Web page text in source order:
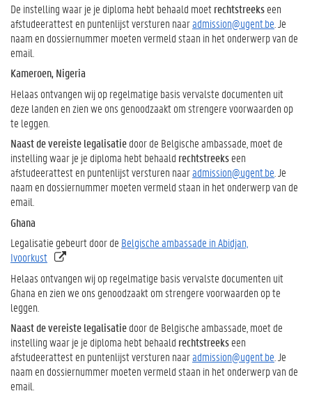
De instelling waar je je diploma hebt behaald moetrechtstreekseen
afstudeerattest en puntenlijst versturen naaradmission@ugent.be . Je
naam en dossiernummer moeten vermeld staan in het onderwerp van de
email.
Kameroen, Nigeria
Helaas ontvangen wij op regelmatige basis vervalste documenten uit
deze landen en zien we ons genoodzaakt om strengere voorwaarden op
te leggen.
Naast de vereiste legalisatiedoor de Belgische ambassade, moet de
instelling waar je je diploma hebt behaald rechtstreekseen
afstudeerattest en puntenlijst versturen naaradmission@ugent.be . Je
naam en dossiernummer moeten vermeld staan in het onderwerp van de
email.
Ghana
Legalisatie gebeurt door de Belgische ambassade in Abidjan,
Ivoorkust
Helaas ontvangen wij op regelmatige basis vervalste documenten uit
Ghana en zien we ons genoodzaakt om strengere voorwaarden op te
leggen.
Naast de vereiste legalisatiedoor de Belgische ambassade, moet de
instelling waar je je diploma hebt behaald rechtstreekseen
afstudeerattest en puntenlijst versturen naaradmission@ugent.be . Je
naam en dossiernummer moeten vermeld staan in het onderwerp van de
email.